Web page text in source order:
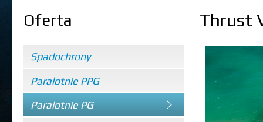
Oferta
Spadochrony
Paralotnie PPG
Paralotnie PG
Thrust